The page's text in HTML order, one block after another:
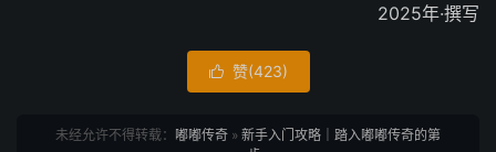
2025年·撰写
 赞(423)
未经允许不得转载： 嘟嘟传奇 » 新手入门攻略｜踏入嘟嘟传奇的第